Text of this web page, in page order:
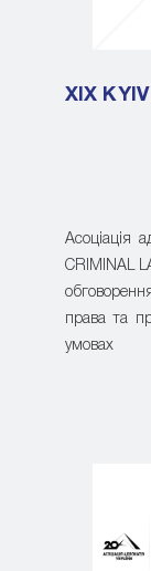
XIX
Асоціація
CRIMINAL
права та
умовах